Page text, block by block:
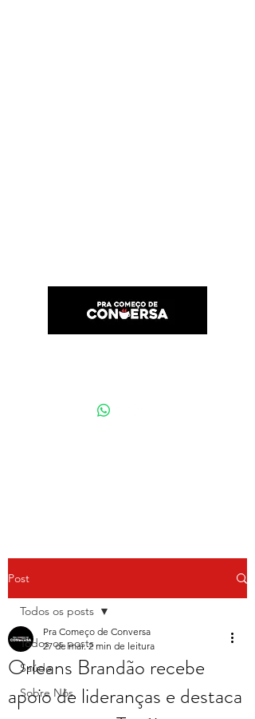
Post
Todos os posts
Saúde
Sobre Nós
Todos os posts
Orleans Brandão recebe
apoio de lideranças e destaca
Pra Começo de Conversa
27 de mai. 2 min de leitura